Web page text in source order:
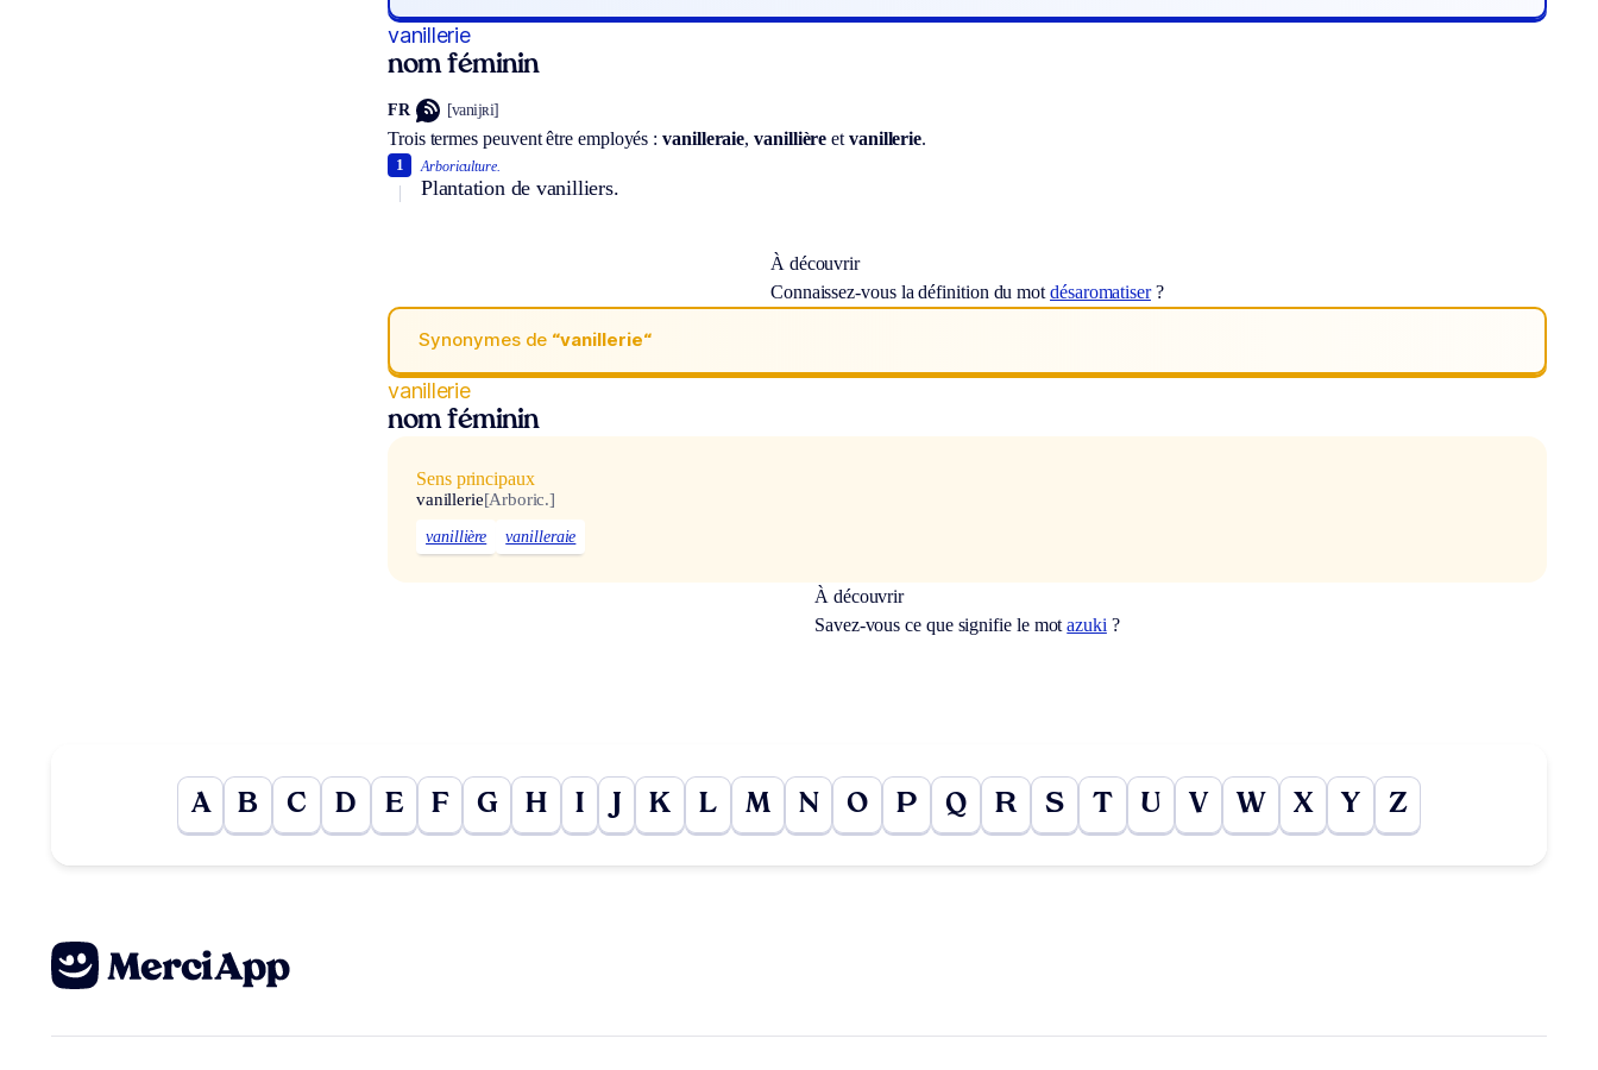
vanillerie
nom féminin
FR [vanijʀi]
Trois termes peuvent être employés :vanilleraie,vanillière et vanillerie.
Arboriculture.
Plantation de vanilliers.
1
À découvrir
Connaissez-vous la définition du mot désaromatiser?
Synonymes de “vanillerie“
vanillerie
nom féminin
Sens principaux
vanillerie[Arboric.]
vanillière vanilleraie
À découvrir
Savez-vous ce que signifie le motazuki ?
A B C D E F G H I J K L M N O P Q R S T U V W X Y Z